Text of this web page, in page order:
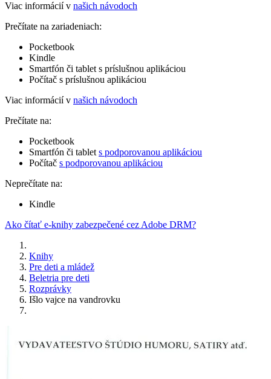
Viac informácií v našich návodoch
Prečítate na zariadeniach:
Pocketbook
Kindle
Smartfón či tablet s príslušnou aplikáciou
Počítač s príslušnou aplikáciou
Viac informácií v našich návodoch
Prečítate na:
Pocketbook
Smartfón či tablet s podporovanou aplikáciou
Počítač s podporovanou aplikáciou
Neprečítate na:
Kindle
Ako čítať e-knihy zabezpečené cez Adobe DRM?
Knihy
Pre deti a mládež
Beletria pre deti
Rozprávky
Išlo vajce na vandrovku